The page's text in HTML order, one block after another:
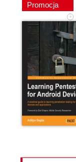
Promocja